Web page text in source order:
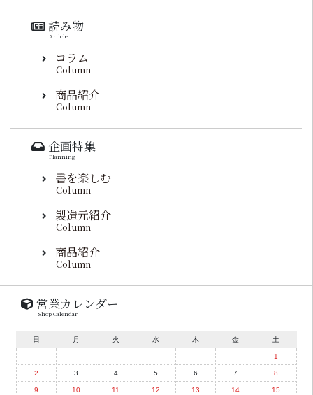
読み物
Article
コラム
Column
商品紹介
Column
企画特集
Planning
書を楽しむ
Column
製造元紹介
Column
商品紹介
Column
営業カレンダー
Shop Calendar
日 月 火 水 木 金 土
1
2 3 4 5 6 7 8
9 10 11 12 13 14 15